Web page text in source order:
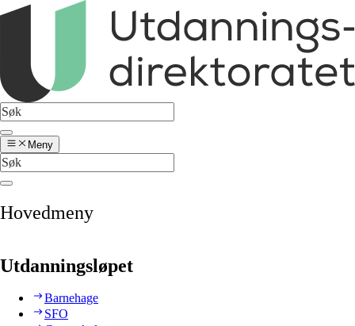
Meny
Hovedmeny
Utdanningsløpet
Barnehage
SFO